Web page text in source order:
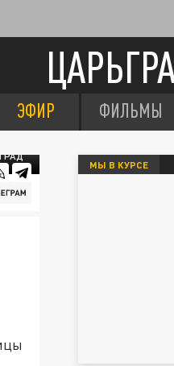
ЭФИР ФИЛЬМЫ
МЫ В КУРСЕ